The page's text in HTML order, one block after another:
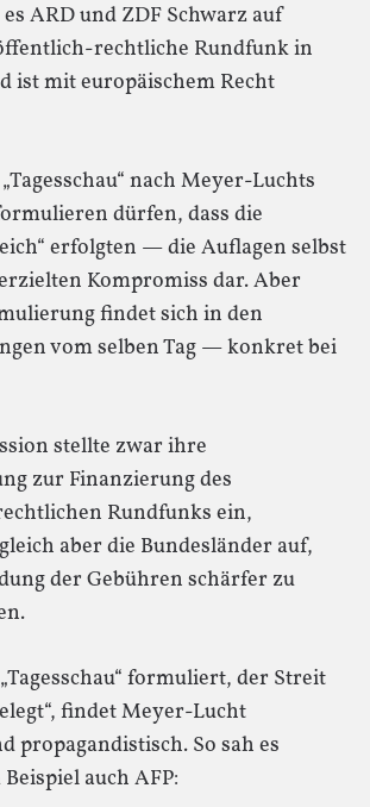
ARD und ZDF Schwarz auf
rechtliche Rundfunk in
ist mit europäischem Recht
nach Meyer-Luchts
dürfen, dass die
erfolgten — die Auflagen selbst
Kompromiss dar. Aber
findet sich in den
vom selben Tag — konkret bei
stellte zwar ihre
zur Finanzierung des
Rundfunks ein,
aber die Bundesländer auf,
der Gebühren schärfer zu
formuliert, der Streit
findet Meyer-Lucht
propagandistisch. So sah es
auch AFP: